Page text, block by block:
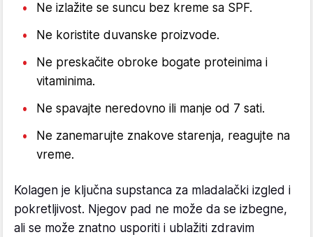
Ne izlažite se suncu bez kreme sa SPF.
Ne koristite duvanske proizvode.
Ne preskačite obroke bogate proteinima i
vitaminima.
Ne spavajte neredovno ili manje od 7 sati.
Ne zanemarujte znakove starenja, reagujte na
vreme.
Kolagen je ključna supstanca za mladalački izgled i
pokretljivost. Njegov pad ne može da se izbegne,
ali se može znatno usporiti i ublažiti zdravim